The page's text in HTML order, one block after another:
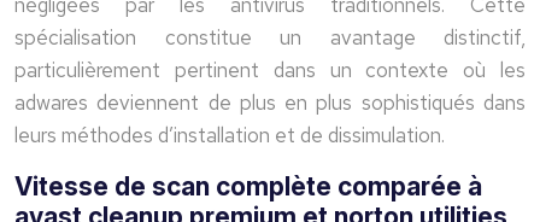
spécialisation constitue un avantage distinctif,
particulièrement pertinent dans un contexte où les
adwares deviennent de plus en plus sophistiqués dans
leurs méthodes d’installation et de dissimulation.
Vitesse de scan complète comparée à